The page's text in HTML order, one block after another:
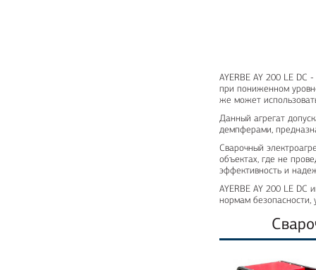
AYERBE AY 200 LE
при пониженном
же может
Данный агрегат
демпферами,
Сварочный
объектах, где не
эффективность и
AYERBE AY 200 LE DC
нормам безопасности,